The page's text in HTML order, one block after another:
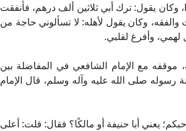
وكان يقول: ترك أبي ثلاثين ألف درهم، فأنفقت
وكان يقول لأهله: لا تسألوني حاجة من
لهمي، وأفرغ لقلبي.
مع الإمام الشافعي في المفاضلة بين
رسوله صلى الله عليه وآله وسلم، قال الإمام
يعني أبا حنيفة أو مالكًا؟ فقال: قلت: أعلى